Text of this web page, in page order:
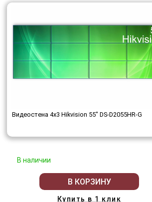
Видеостена 4x3 Hikvision 55" DS-D2055HR-G
В наличии
В КОРЗИНУ
Купить в 1 клик